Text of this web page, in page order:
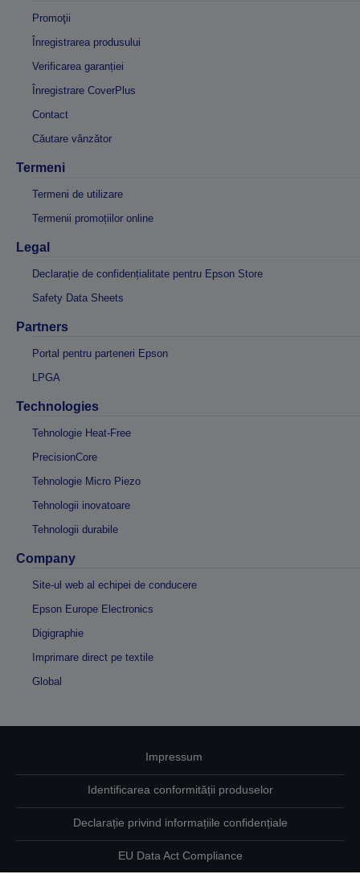
Promoţii
Înregistrarea produsului
Verificarea garanției
Înregistrare CoverPlus
Contact
Căutare vânzător
Termeni
Termeni de utilizare
Termenii promoțiilor online
Legal
Declarație de confidențialitate pentru Epson Store
Safety Data Sheets
Partners
Portal pentru parteneri Epson
LPGA
Technologies
Tehnologie Heat-Free
PrecisionCore
Tehnologie Micro Piezo
Tehnologii inovatoare
Tehnologii durabile
Company
Site-ul web al echipei de conducere
Epson Europe Electronics
Digigraphie
Imprimare direct pe textile
Global
Impressum
Identificarea conformității produselor
Declarație privind informațiile confidențiale
EU Data Act Compliance